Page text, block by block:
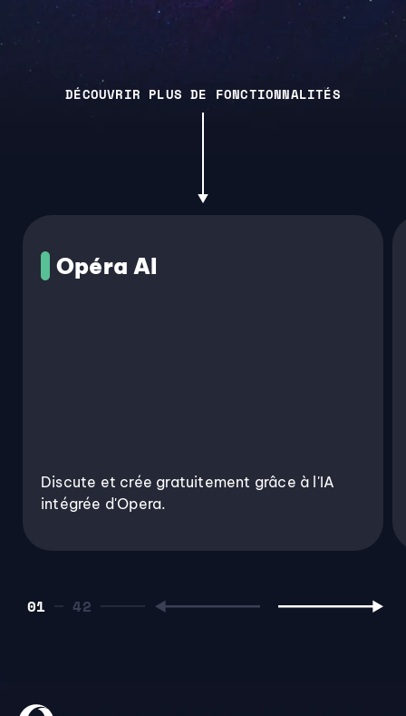
DÉCOUVRIR PLUS DE FONCTIONNALITÉS
Opéra AI
Discute et crée gratuitement grâce à l'IA
intégrée d'Opera.
01